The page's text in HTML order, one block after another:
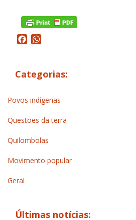
Facebook
Categorias:
Povos indígenas
Questões da terra
Quilombolas
Movimento popular
Geral
Últimas notícias: